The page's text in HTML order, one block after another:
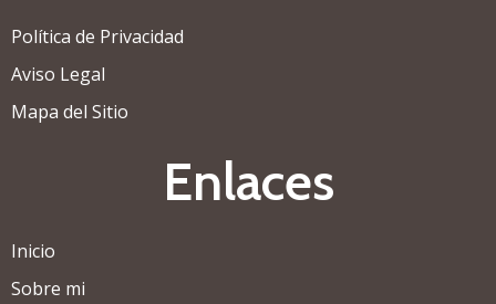
Política de Privacidad
Aviso Legal
Mapa del Sitio
Enlaces
Inicio
Sobre mi